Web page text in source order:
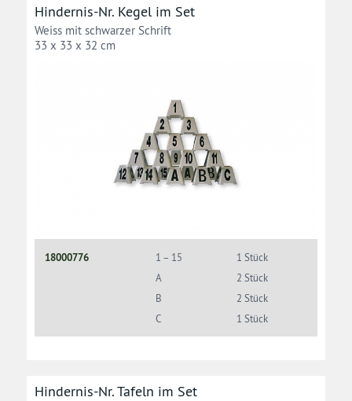
Hindernis-Nr. Kegel im Set
Weiss mit schwarzer Schrift
33 x 33 x 32 cm
18000776
1 – 15
A
B
C
1 Stück
2 Stück
2 Stück
1 Stück
Hindernis-Nr. Tafeln im Set